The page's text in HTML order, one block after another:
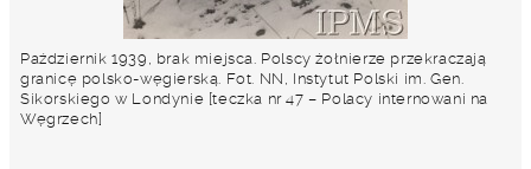
Październik 1939, brak miejsca. Polscy żołnierze przekraczają
granicę polsko-węgierską. Fot. NN, Instytut Polski im. Gen.
Sikorskiego w Londynie [teczka nr 47 – Polacy internowani na
Węgrzech]